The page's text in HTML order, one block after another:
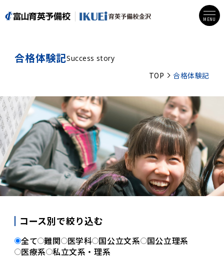
MENU
合格体験記Success story
TOP 合格体験記
コース別で絞り込む
全て 難関 医学科 国公立文系
国公立理系
医療系
私立文系・理系